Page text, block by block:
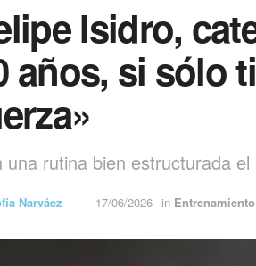
Isidro,
años, si sólo
una rutina bien estructurada
Narváez 17/06/2026 in Entrenamiento